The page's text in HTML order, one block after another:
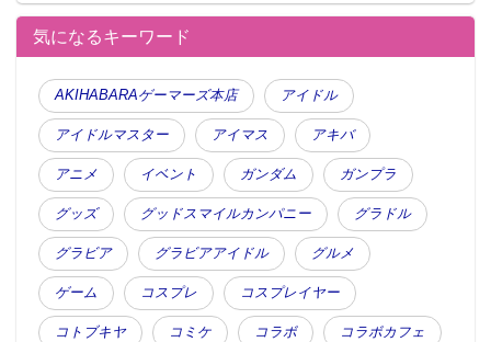
気になるキーワード
AKIHABARAゲーマーズ本店 アイドル
アイドルマスター アイマス アキバ
アニメ イベント ガンダム ガンプラ
グッズ グッドスマイルカンパニー グラドル
グラビア グラビアアイドル グルメ
ゲーム コスプレ コスプレイヤー
コトブキヤ コミケ コラボ コラボカフェ